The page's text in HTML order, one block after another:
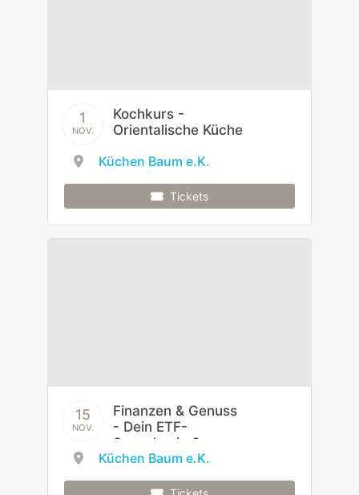
1
NOV.
Kochkurs -
Orientalische Küche
Küchen Baum e.K.
Tickets
15
NOV.
Finanzen & Genuss
- Dein ETF-
Sparplan in 3
Gängen
Küchen Baum e.K.